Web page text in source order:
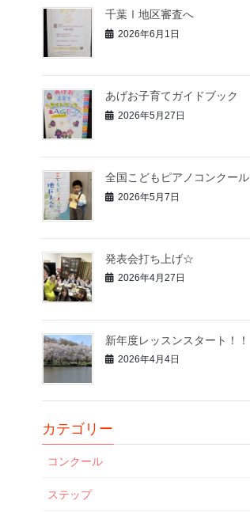
千葉Ⅰ地区審査へ
2026年6月1日
あげお子育てガイドブック
2026年5月27日
全国こどもピアノコンクール
2026年5月7日
発表会打ち上げ☆
2026年4月27日
新年度レッスンスタート！！
2026年4月4日
カテゴリー
コンクール
ステップ